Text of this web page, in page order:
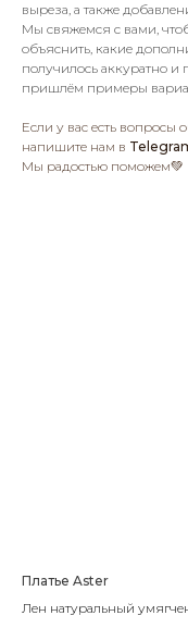
выреза, а также
Мы свяжемся с вами,
объяснить, какие
получилось аккуратно
пришлём примеры
Если у вас есть вопросы
напишите нам в
Мы радостью поможем💚
Платье Aster
Лен натуральный